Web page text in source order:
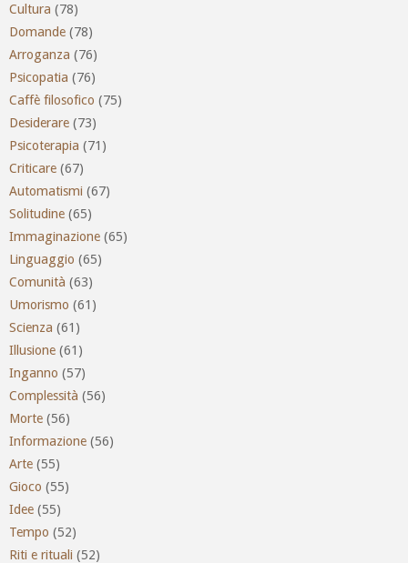
Cultura (78)
Domande (78)
Arroganza (76)
Psicopatia (76)
Caffè filosofico (75)
Desiderare (73)
Psicoterapia (71)
Criticare (67)
Automatismi (67)
Solitudine (65)
Immaginazione (65)
Linguaggio (65)
Comunità (63)
Umorismo (61)
Scienza (61)
Illusione (61)
Inganno (57)
Complessità (56)
Morte (56)
Informazione (56)
Arte (55)
Gioco (55)
Idee (55)
Tempo (52)
Riti e rituali (52)